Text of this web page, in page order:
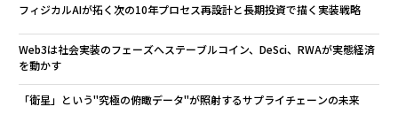
フィジカルAIが拓く次の10年――プロセス再設計と長期投資で描く実装戦略
Web3は社会実装のフェーズへ――ステーブルコイン、DeSci、RWAが実態経済
を動かす
「衛星」という"究極の俯瞰データ"が照射するサプライチェーンの未来